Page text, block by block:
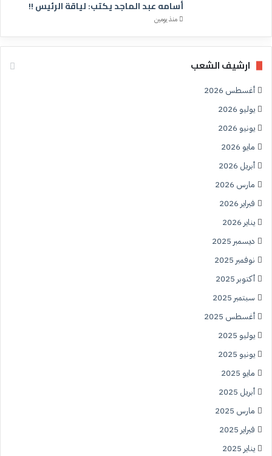
أسامه عبد الماجد يكتب: لياقة الرئيس !!
منذ يومين
ارشيف الشعب
أغسطس 2026
يوليو 2026
يونيو 2026
مايو 2026
أبريل 2026
مارس 2026
فبراير 2026
يناير 2026
ديسمبر 2025
نوفمبر 2025
أكتوبر 2025
سبتمبر 2025
أغسطس 2025
يوليو 2025
يونيو 2025
مايو 2025
أبريل 2025
مارس 2025
فبراير 2025
يناير 2025